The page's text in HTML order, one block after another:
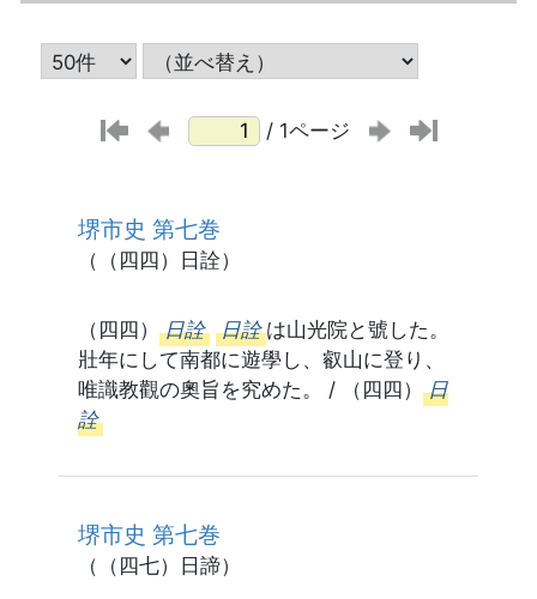
/ 1ページ
堺市史 第七巻
（（四四）日詮）
（四四） 日詮 日詮 は山光院と號した。
壯年にして南都に遊學し、叡山に登り、
唯識教觀の奧旨を究めた。 / （四四） 日
詮
堺市史 第七巻
（（四七）日諦）